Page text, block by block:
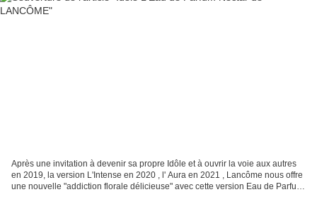
Après une invitation à devenir sa propre Idôle et à ouvrir la voie aux autres
en 2019, la version L'Intense en 2020 , l' Aura en 2021 , Lancôme nous offre
une nouvelle "addiction florale délicieuse" avec cette version Eau de Parfum